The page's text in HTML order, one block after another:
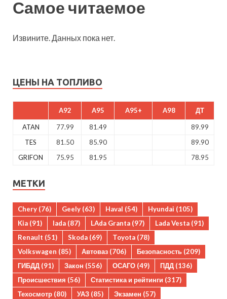
Самое читаемое
Извините. Данных пока нет.
ЦЕНЫ НА ТОПЛИВО
A92 A95 A95+ A98 ДТ
ATAN 77.99 81.49
89.99
TES
81.50 85.90
89.90
GRIFON
75.95 81.95 78.95
МЕТКИ
Chery (76) Geely (63) Haval (54) Hyundai (105)
Kia (91) lada (87) LAda Granta (97) Lada Vesta (91)
Renault (51) Skoda (69) Toyota (78)
Volkswagen (85) Автоваз (706) Безопасность (209)
ГИБДД (91) Закон (556) ОСАГО (49) ПДД (136)
Происшествия (56) Статистика и рейтинги (317)
Техосмотр (80) УАЗ (85) Экзамен (57)